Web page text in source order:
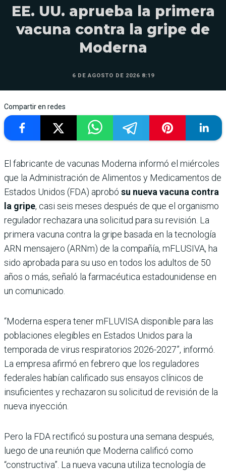
EE. UU. aprueba la primera
vacuna contra la gripe de
Moderna
6 DE AGOSTO DE 2026 8:19
Compartir en redes
El fabricante de vacunas Moderna informó el miércoles
que la Administración de Alimentos y Medicamentos de
Estados Unidos (FDA) aprobó su nueva vacuna contra
la gripe, casi seis meses después de que el organismo
regulador rechazara una solicitud para su revisión. La
primera vacuna contra la gripe basada en la tecnología
ARN mensajero (ARNm) de la compañía, mFLUSIVA, ha
sido aprobada para su uso en todos los adultos de 50
años o más, señaló la farmacéutica estadounidense en
un comunicado.
“Moderna espera tener mFLUVISA disponible para las
poblaciones elegibles en Estados Unidos para la
temporada de virus respiratorios 2026-2027”, informó.
La empresa afirmó en febrero que los reguladores
federales habían calificado sus ensayos clínicos de
insuficientes y rechazaron su solicitud de revisión de la
nueva inyección.
Pero la FDA rectificó su postura una semana después,
luego de una reunión que Moderna calificó como
“constructiva”. La nueva vacuna utiliza tecnología de